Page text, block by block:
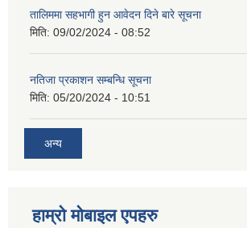
तालिममा सहभागी हुन आवेदन दिने बारे सूचना
मिति: 09/02/2024 - 08:52
नतिजा प्रकाशन सम्बन्धि सूचना
मिति: 05/20/2024 - 10:51
अन्य
हाम्राे माेबाइल एपहरु